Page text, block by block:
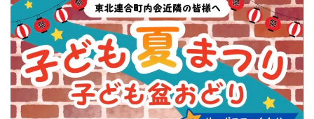
アガーデン＠大通公園5～8丁目・10～11丁目
7月23日（木）～8月18日（火）第73回狸まつり＠狸小路
商店街（南2・3条西1～7丁目）
7月24日（金）～26日（日）HOKKAIDO キッチンカーニ
バル＠赤れんがガーデン
7月25日（土）夏まつり♪ふれあい縁日♪＠広照院 駐車場
7月25日（土）26日（日）8月1日（土）2（日）8月8日